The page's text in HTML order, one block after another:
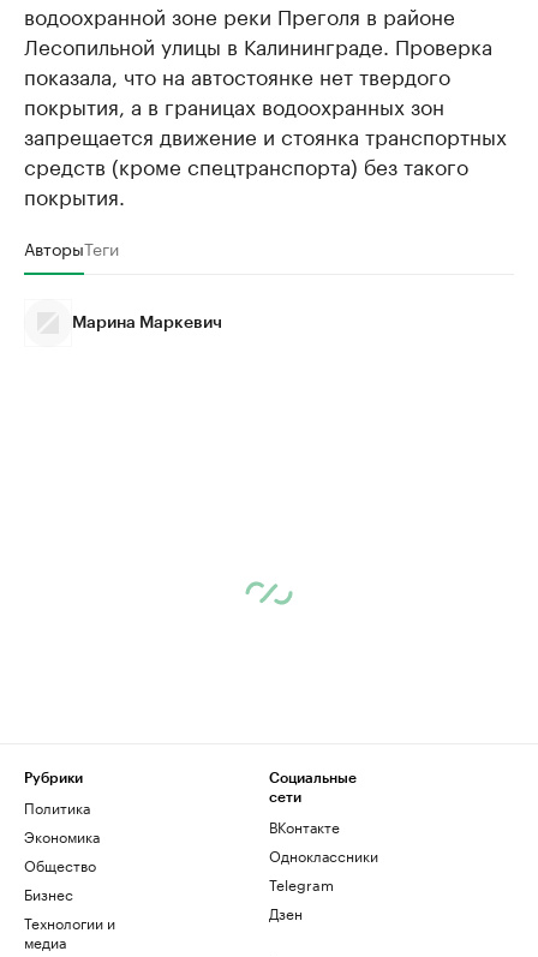
водоохранной зоне реки Преголя в районе
Лесопильной улицы в Калининграде. Проверка
показала, что на автостоянке нет твердого
покрытия, а в границах водоохранных зон
запрещается движение и стоянка транспортных
средств (кроме спецтранспорта) без такого
покрытия.
АвторыТеги
Марина Маркевич
Рубрики
Политика
Экономика
Общество
Бизнес
Технологии и
медиа
Социальные
сети
ВКонтакте
Одноклассники
Telegram
Дзен